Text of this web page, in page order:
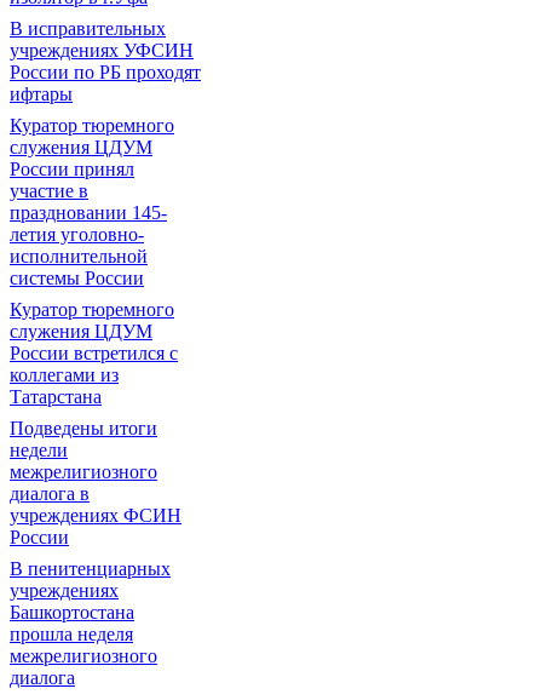
В исправительных
учреждениях УФСИН
России по РБ проходят
ифтары
Куратор тюремного
служения ЦДУМ
России принял
участие в
праздновании 145-
летия уголовно-
исполнительной
системы России
Куратор тюремного
служения ЦДУМ
России встретился с
коллегами из
Татарстана
Подведены итоги
недели
межрелигиозного
диалога в
учреждениях ФСИН
России
В пенитенциарных
учреждениях
Башкортостана
прошла неделя
межрелигиозного
диалога